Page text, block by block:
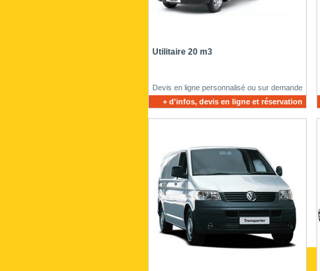
Utilitaire 20 m3
Devis en ligne personnalisé ou sur demande
+ d'infos, devis en ligne et réservation